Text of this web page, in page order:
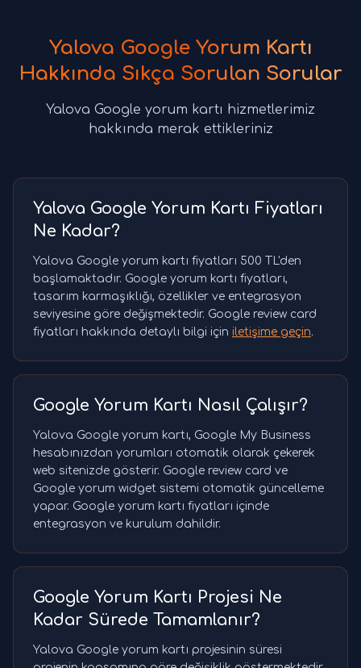
Yalova Google Yorum Kartı
Hakkında Sıkça Sorulan Sorular
Yalova Google yorum kartı hizmetlerimiz
hakkında merak ettikleriniz
Yalova Google Yorum Kartı Fiyatları
Ne Kadar?
Yalova Google yorum kartı fiyatları 500 TL'den
başlamaktadır. Google yorum kartı fiyatları,
tasarım karmaşıklığı, özellikler ve entegrasyon
seviyesine göre değişmektedir. Google review card
fiyatları hakkında detaylı bilgi için iletişime geçin.
Google Yorum Kartı Nasıl Çalışır?
Yalova Google yorum kartı, Google My Business
hesabınızdan yorumları otomatik olarak çekerek
web sitenizde gösterir. Google review card ve
Google yorum widget sistemi otomatik güncelleme
yapar. Google yorum kartı fiyatları içinde
entegrasyon ve kurulum dahildir.
Google Yorum Kartı Projesi Ne
Kadar Sürede Tamamlanır?
Yalova Google yorum kartı projesinin süresi